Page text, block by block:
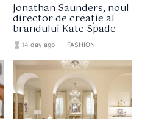
Jonathan Saunders, noul
director de creație al
brandului Kate Spade
hourglass_full 14 day ago FASHION